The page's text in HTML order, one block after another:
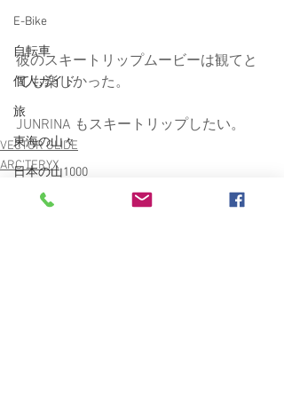
E-Bike
自転車
個人ガイド
旅
東海の山々
日本の山1000
無題のカテゴリー登山ガイド
彼のスキートリップムービーは観てと
ても楽しかった。
JUNRINA もスキートリップしたい。
VECTOR GLIDE
ARC'TERYX